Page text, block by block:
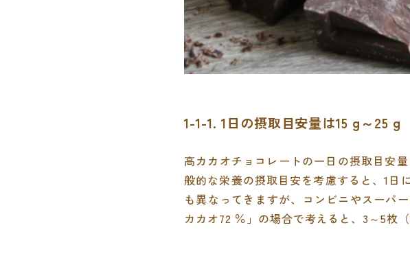
1-1-1. 1日の摂取目安量は15 g～25 g
高カカオチョコレートの一日の摂取目安
般的な栄養の摂取目安を考慮すると、1日
も異なってきますが、コンビニやスーパ
カカオ72 ％」の場合で考えると、3～5枚